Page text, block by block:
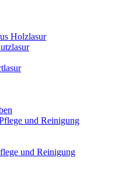
Holzlasur
und Reinigung
und Reinigung